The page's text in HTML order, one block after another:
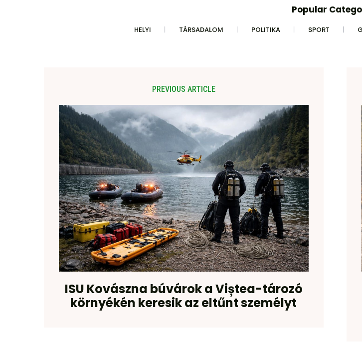
Popular
HELYI TÁRSADALOM POLITIKA SPORT
PREVIOUS ARTICLE
ISU Kovászna búvárok a Viștea-tározó
környékén keresik az eltűnt személyt